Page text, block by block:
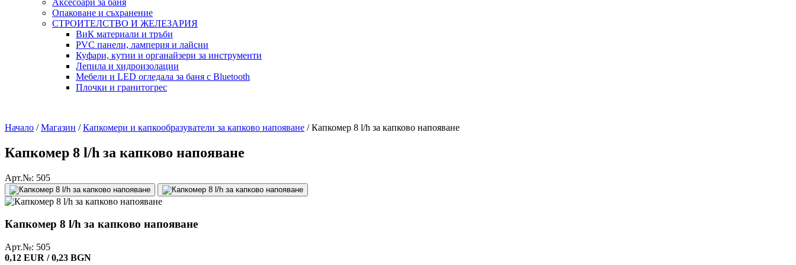
Опаковане и съхранение
СТРОИТЕЛСТВО И ЖЕЛЕЗАРИЯ
ВиК материали и тръби
PVC панели, ламперия и лайсни
Куфари, кутии и органайзери за инструменти
Лепила и хидроизолации
Мебели и LED огледала за баня с Bluetooth
Плочки и гранитогрес
Начало / Магазин / Капкомери и капкообразуватели за капково напояване / Капкомер 8 l/h за капково напояване
Капкомер 8 l/h за капково напояване
Арт.№: 505
Капкомер 8 l/h за капково напояване
Арт.№: 505
0,12 EUR / 0,23 BGN